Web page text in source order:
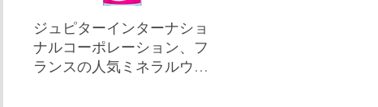
ジュピターインターナショ
ナルコーポレーション、フ
ランスの人気ミネラルウォ